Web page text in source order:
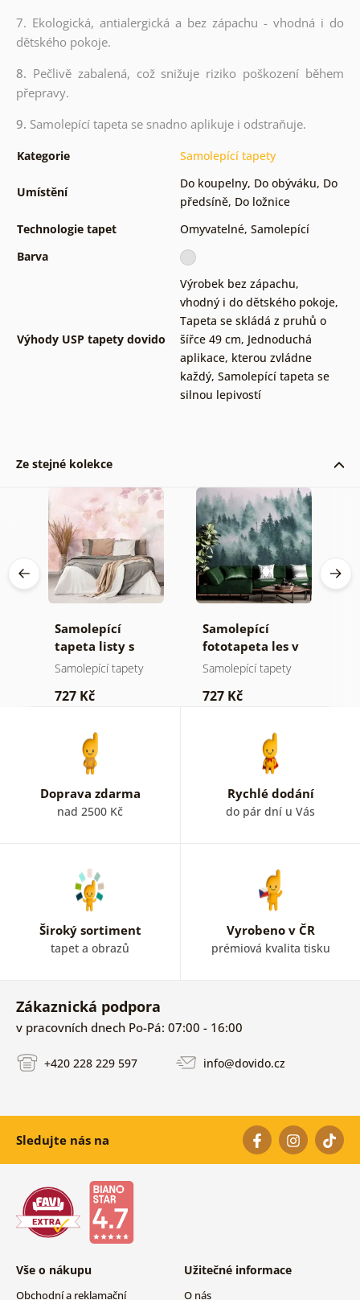
7. Ekologická, antialergická a bez zápachu - vhodná i do
dětského pokoje.
8. Pečlivě zabalená, což snižuje riziko poškození během
přepravy.
9. Samolepící tapeta se snadno aplikuje i odstraňuje.
Kategorie Samolepící tapety
Umístění
Do koupelny, Do obýváku, Do
předsíně, Do ložnice
Technologie tapet
Omyvatelné, Samolepící
Barva
Výhody USP tapety dovido
Výrobek bez zápachu,
vhodný i do dětského pokoje,
Tapeta se skládá z pruhů o
šířce 49 cm, Jednoduchá
aplikace, kterou zvládne
každý, Samolepící tapeta se
silnou lepivostí
Ze stejné kolekce
Samolepící
tapeta listy s
pastelovým
Samolepící tapety
727 Kč
Samolepící
fototapeta les v
mlze
Samolepící tapety
727 Kč
Doprava zdarma
nad 2500 Kč
Rychlé dodání
do pár dní u Vás
Široký sortiment
tapet a obrazů
Vyrobeno v ČR
prémiová kvalita tisku
Zákaznická podpora
v pracovních dnech Po-Pá: 07:00 - 16:00
+420 228 229 597 info@dovido.cz
Sledujte nás na
Vše o nákupu
Obchodní a reklamační
Užitečné informace
O nás